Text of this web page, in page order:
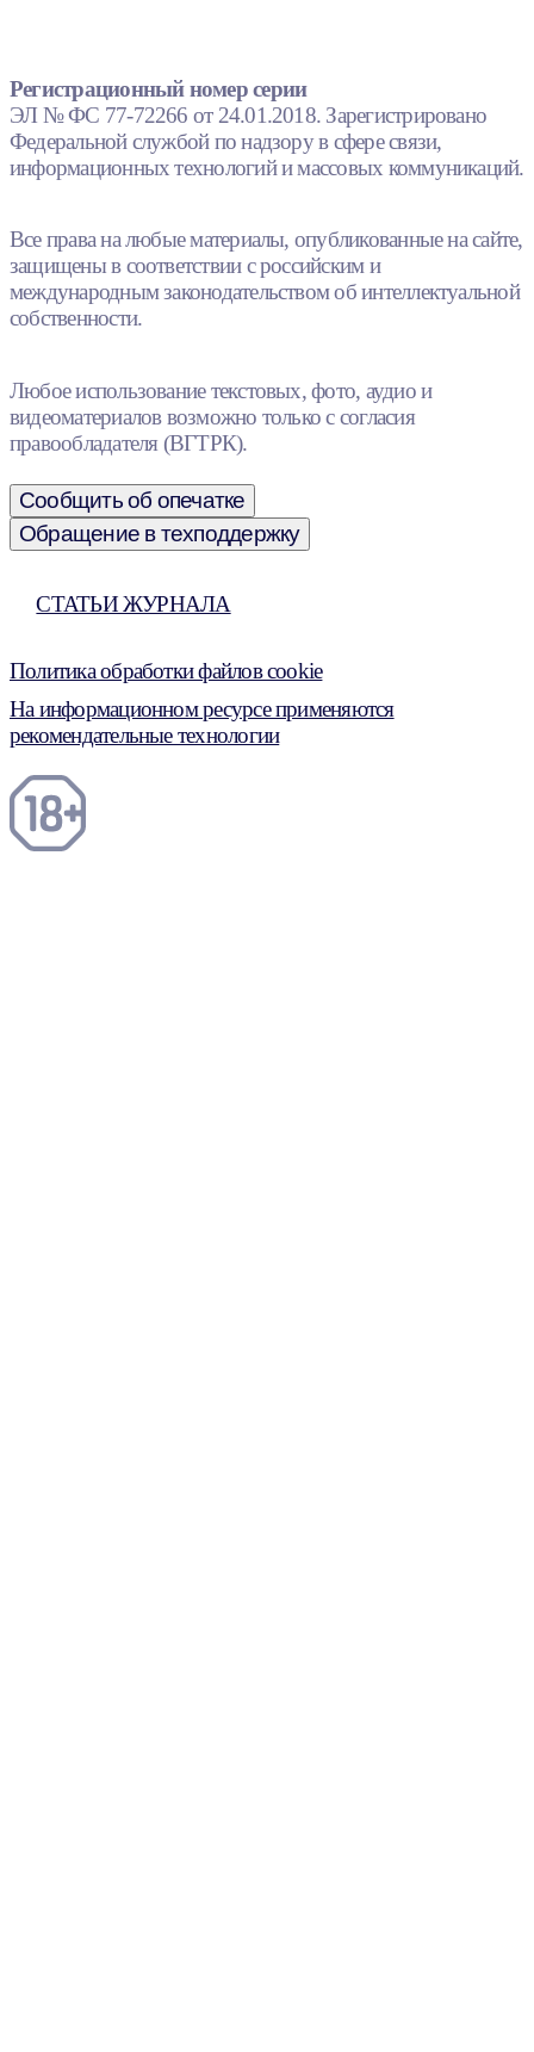
Регистрационный номер серии
ЭЛ № ФС 77-72266 от 24.01.2018. Зарегистрировано
Федеральной службой по надзору в сфере связи,
информационных технологий и массовых коммуникаций.
Все права на любые материалы, опубликованные на сайте,
защищены в соответствии с российским и
международным законодательством об интеллектуальной
собственности.
Любое использование текстовых, фото, аудио и
видеоматериалов возможно только с согласия
правообладателя (ВГТРК).
Сообщить об опечатке
Обращение в техподдержку
СТАТЬИ ЖУРНАЛА
Политика обработки файлов cookie
На информационном ресурсе применяются
рекомендательные технологии